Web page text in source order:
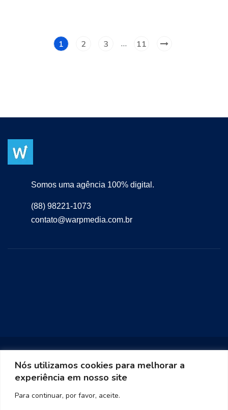
Nós utilizamos cookies para melhorar a
experiência em nosso site
Para continuar, por favor, aceite.
1 2 3 … 11
Somos uma agência 100% digital.
(88) 98221-1073
contato@warpmedia.com.br